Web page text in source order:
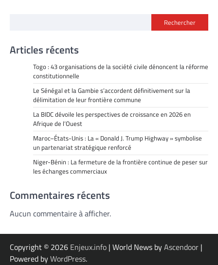
Rechercher
Articles récents
Togo : 43 organisations de la société civile dénoncent la réforme
constitutionnelle
Le Sénégal et la Gambie s’accordent définitivement sur la
délimitation de leur frontière commune
La BIDC dévoile les perspectives de croissance en 2026 en
Afrique de l’Ouest
Maroc–États-Unis : La « Donald J. Trump Highway » symbolise
un partenariat stratégique renforcé
Niger-Bénin : La fermeture de la frontière continue de peser sur
les échanges commerciaux
Commentaires récents
Aucun commentaire à afficher.
Copyright © 2026 Enjeux.info | World News byAscendoor |
Powered byWordPress.